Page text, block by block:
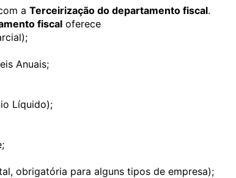
a Terceirização do departamento fiscal.
fiscaloferece
Anuais;
Líquido);
obrigatória para alguns tipos de empresa);